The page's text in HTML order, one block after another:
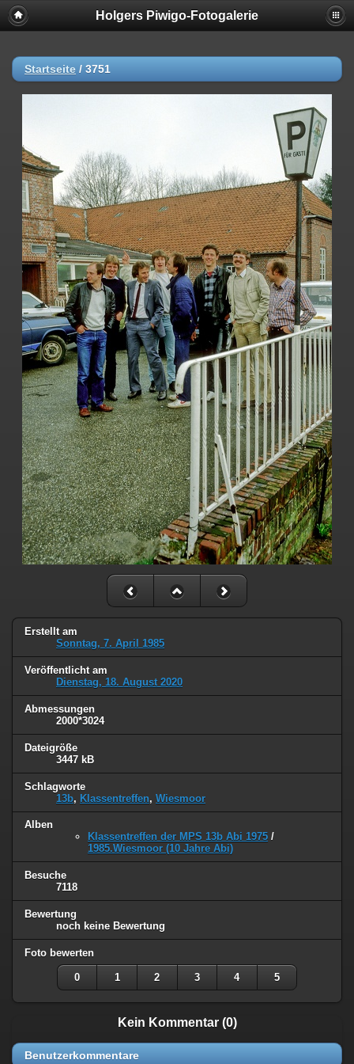
Holgers Piwigo-Fotogalerie
Startseite / 3751
Erstellt am
Sonntag, 7. April 1985
Veröffentlicht am
Dienstag, 18. August 2020
Abmessungen
2000*3024
Dateigröße
3447 kB
Schlagworte
13b, Klassentreffen, Wiesmoor
Alben
Klassentreffen der MPS 13b Abi 1975 /
1985.Wiesmoor (10 Jahre Abi)
Besuche
7118
Bewertung
noch keine Bewertung
Foto bewerten
0 1 2 3 4 5
Kein Kommentar (0)
Benutzerkommentare